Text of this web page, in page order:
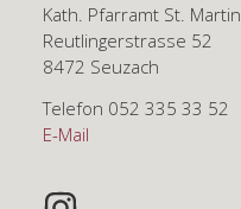
Kath. Pfarramt St. Martin
Reutlingerstrasse 52
8472 Seuzach
Telefon 052 335 33 52
E-Mail